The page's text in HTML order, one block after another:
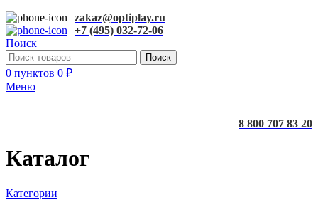
zakaz@optiplay.ru
+7 (495) 032-72-06
Поиск
Поиск
0 пунктов 0 ₽
Меню
8 800 707 83 20
Каталог
Категории